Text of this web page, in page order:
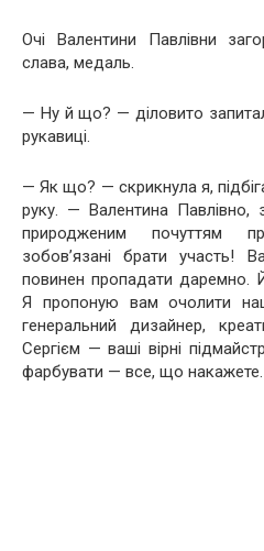
Очі Валентини Павлівни
слава, медаль.
— Ну й що? — діловито
рукавиці.
— Як що? — скрикнула я,
руку. — Валентина
природженим почуттям
зобов’язані брати участь!
повинен пропадати даремно.
Я пропоную вам очолити
генеральний дизайнер,
Сергієм — ваші вірні
фарбувати — все, що накажете.